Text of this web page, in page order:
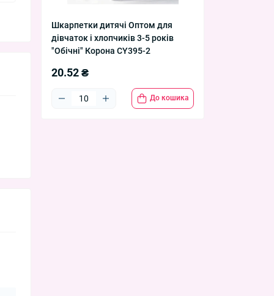
Шкарпетки дитячі Оптом для
дівчаток і хлопчиків 3-5 років
"Обічні" Корона CY395-2
20.52 ₴
До кошика